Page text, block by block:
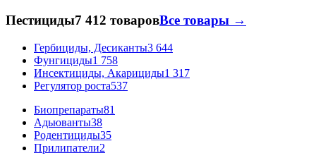
Пестициды7 412 товаровВсе товары →
Гербициды, Десиканты3 644
Фунгициды1 758
Инсектициды, Акарициды1 317
Регулятор роста537
Биопрепараты81
Адьюванты38
Родентициды35
Прилипатели2